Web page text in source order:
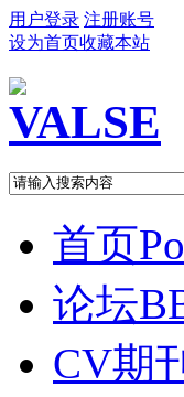
用户登录 注册账号
设为首页收藏本站
首页
论坛
CV期